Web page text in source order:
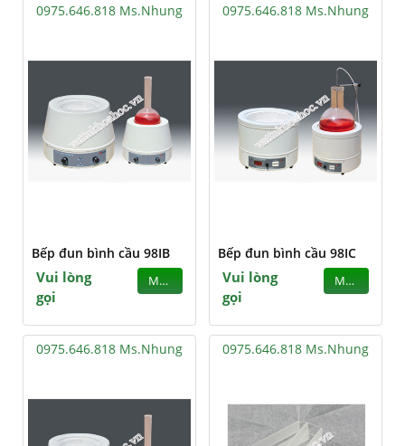
0975.646.818 Ms.Nhung
Bếp đun bình cầu 98IB
Vui lòng
gọi
MUA
0975.646.818 Ms.Nhung
Bếp đun bình cầu 98IC
Vui lòng
gọi
MUA
0975.646.818 Ms.Nhung 0975.646.818 Ms.Nhung